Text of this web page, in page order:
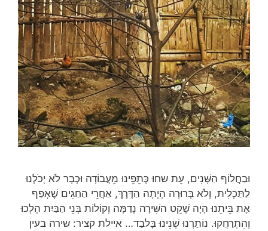
וּבַחֲלוֹף הַשָּׁנִים, עֵת שחוּ כְּתֵפֵינוּ מֵעֲבוֹדָה וּכְבָר לֹא יָכֹלְנוּ
לַתַּכְלִית, וְלֹא בְּרוּרָה הָיְתָה הַדֶּרֶךְ, אַחֲרֵי הַחַגִים שֶׁאָפַף
אֶת בֵּיתֵנוּ הָיָה שָׁקֵט השִּׁירָה נָדַמָּה וְקוֹלוֹת בְּנֵי הַבַּיִת הָלְכוּ
וְהִתְרַחֲקוּ. נוֹתַרְנוּ שְׁנֵינוּ בָּלבַד… איילת קציר: שירה בעין